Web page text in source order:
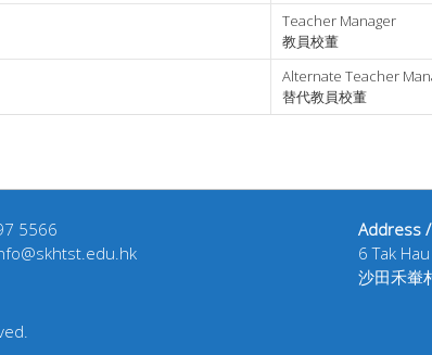
Teacher Manager
教員校董
Alternate Teacher
替代教員校董
5566
Address
6 Tak
沙田禾輋